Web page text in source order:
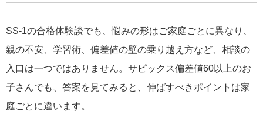
SS-1の合格体験談でも、悩みの形はご家庭ごとに異なり、
親の不安、学習術、偏差値の壁の乗り越え方など、相談の
入口は一つではありません。サピックス偏差値60以上のお
子さんでも、答案を見てみると、伸ばすべきポイントは家
庭ごとに違います。